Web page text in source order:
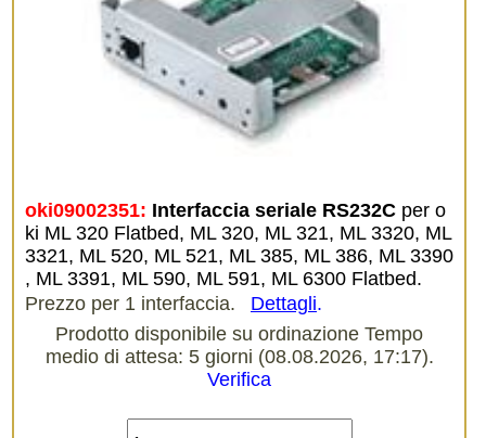
oki09002351: Interfaccia seriale RS232C per o
ki ML 320 Flatbed, ML 320, ML 321, ML 3320, ML
3321, ML 520, ML 521, ML 385, ML 386, ML 3390
, ML 3391, ML 590, ML 591, ML 6300 Flatbed.
Prezzo per 1 interfaccia.
Dettagli.
Prodotto disponibile su ordinazione Tempo
medio di attesa: 5 giorni (08.08.2026, 17:17).
Verifica